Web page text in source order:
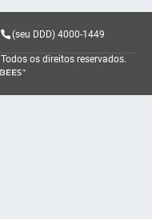
(seu DDD) 4000-1449
Todos os direitos reservados.